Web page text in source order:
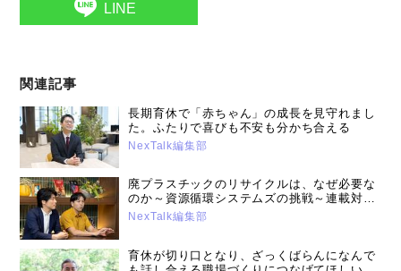
LINE
関連記事
長期育休で「赤ちゃん」の成長を見守れまし
た。ふたりで喜びも不安も分かち合える
NexTalk編集部
廃プラスチックのリサイクルは、なぜ必要な
のか～資源循環システムズの挑戦～連載対談
「未来飛考空間」第14回
NexTalk編集部
育休が切り口となり、ざっくばらんになんで